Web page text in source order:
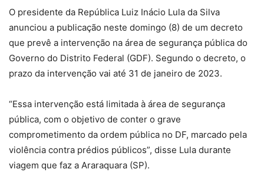
O presidente da República Luiz Inácio Lula da Silva
anunciou a publicação neste domingo (8) de um decreto
que prevê a intervenção na área de segurança pública do
Governo do Distrito Federal (GDF). Segundo o decreto, o
prazo da intervenção vai até 31 de janeiro de 2023.
“Essa intervenção está limitada à área de segurança
pública, com o objetivo de conter o grave
comprometimento da ordem pública no DF, marcado pela
violência contra prédios públicos”, disse Lula durante
viagem que faz a Araraquara (SP).